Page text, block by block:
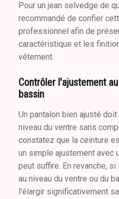
Pour un jean selvedge de
recommandé de confier
professionnel afin de
caractéristique et les
vêtement.
Contrôler l'ajustement
bassin
Un pantalon bien ajusté
niveau du ventre sans
constatez que la ceinture
un simple ajustement avec
peut suffire. En revanche,
au niveau du ventre ou du
l'élargir significativement